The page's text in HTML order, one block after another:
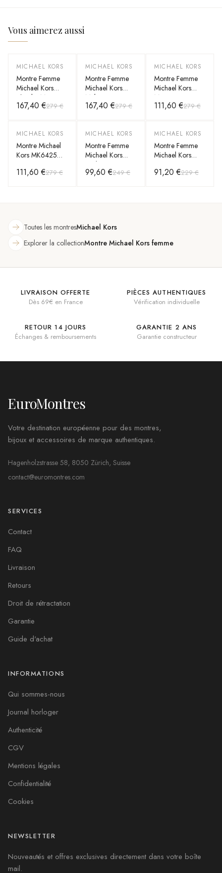
Vous aimerez aussi
-40%
MICHAEL KORS
Montre Femme
Michael Kors
Phoebe MK4923
dorée bracelet
167,40 €279 €
-40%
MICHAEL KORS
Montre Femme
Michael Kors
Melissa
MKO1080 dorée
167,40 €279 €
-60%
MICHAEL KORS
Montre Femme
Michael Kors
MK3235 Or
111,60 €279 €
-60%
MICHAEL KORS
Montre Michael
Kors MK6425
Bracelet à
111,60 €279 €
-60%
MICHAEL KORS
Montre Femme
Michael Kors
Bridgette
MK3792 acier
99,60 €249 €
-60%
MICHAEL KORS
Montre Femme
Michael Kors
91,20 €229 €
Toutes les montresMichael Kors
Explorer la collectionMontre Michael Kors femme
LIVRAISON OFFERTE
Dès 69€ en France
PIÈCES AUTHENTIQUES
Vérification individuelle
RETOUR 14 JOURS
Échanges & remboursements
GARANTIE 2 ANS
Garantie constructeur
EuroMontres
Votre destination européenne pour des montres,
bijoux et accessoires de marque authentiques.
Hagenholzstrasse 58, 8050 Zürich, Suisse
contact@euromontres.com
SERVICES
Contact
FAQ
Livraison
Retours
Droit de rétractation
Garantie
Guide d'achat
INFORMATIONS
Qui sommes-nous
Journal horloger
Authenticité
CGV
Mentions légales
Confidentialité
Cookies
NEWSLETTER
Nouveautés et offres exclusives directement dans votre boîte
mail.